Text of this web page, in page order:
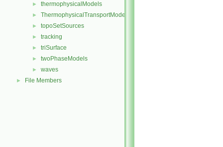
► thermophysicalModels
► ThermophysicalTransportModels
► topoSetSources
► tracking
► triSurface
► twoPhaseModels
► waves
► File Members